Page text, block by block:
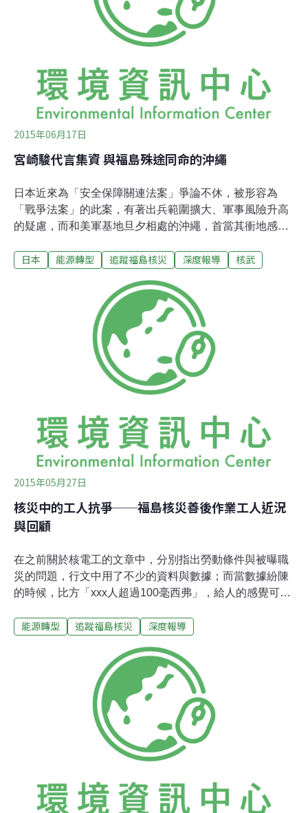
為維護福島兒童健康，要求避難保養與救濟權利；在車諾
比核災區，兒童有法定避難保養的權利，且輻射容許標準
和災前一致，仍為一年一毫西弗。
2015年06月17日
宮崎駿代言集資 與福島殊途同命的沖繩
日本近來為「安全保障關連法案」爭論不休，被形容為
「戰爭法案」的此案，有著出兵範圍擴大、軍事風險升高
的疑慮，而和美軍基地旦夕相處的沖繩，首當其衝地感到
民，以「人鍊」的方式包圍國會，吶喊著：「不容許新美
以挑動沖繩人的神經，源於法律上的實質歧視。相對於
「戰爭法案」，被稱為「和平憲法」的日本憲法第九條規
定，「放棄戰爭」、「不維持武力」、「不擁有宣戰
權」，然而，如同社民黨眾議員照屋寬德所說：「因為美
日安保條約，沖繩被當成軍事殖民地，成為憲法第九條的
日本 能源轉型 追蹤福島核災 深度報導 核武
2015年05月27日
核災中的工人抗爭──福島核災善後作業工人近況
與回顧
在之前關於核電工的文章中，分別指出勞動條件與被曝職
災的問題，行文中用了不少的資料與數據；而當數據紛陳
的時候，比方「xxx人超過100毫西弗」，給人的感覺可能
足道。無意間，或許疏遠了核電工因職災罹癌時慘狀
（見下圖）當我們重新意識於此，那麼，對於相關的防範
或補償，就不再只是行政流程、陳年官司或繁複推論之類
的東西，而是迫不及待、念茲在茲的急行軍了。由於輻污
水塔的增加，工作現場的輻射劑量也隨之上升，工人被曝
的程度，一個月最高達12毫西弗，而法律（對工人）一年
最多只允許50毫西弗；有鑑於此，東京電力從2014年2月
開始，進行為期一年左右的改善工程，包括移走高輻污的
小時50微西弗的輻污現狀，降到十分之一以下。
能源轉型 追蹤福島核災 深度報導